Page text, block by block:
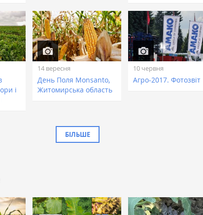
і
14 вересня
День Поля Monsanto,
Житомирська область
10 червня
Агро-2017. Фотозвіт
БІЛЬШЕ